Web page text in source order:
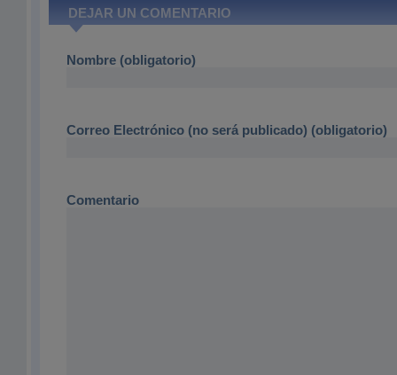
DEJAR UN COMENTARIO
Nombre (obligatorio)
Correo Electrónico (no será publicado) (obligatorio)
Comentario